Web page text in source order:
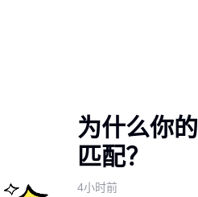
为什么你
匹配？
4小时前